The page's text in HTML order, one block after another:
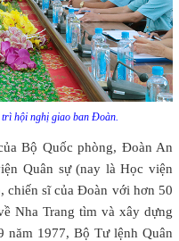
hội nghị giao ban Đoàn.
Bộ Quốc phòng, Đoàn An
Quân sự (nay là Học viện
chiến sĩ của Đoàn với hơn 50
Nha Trang tìm và xây dựng
năm 1977, Bộ Tư lệnh Quân